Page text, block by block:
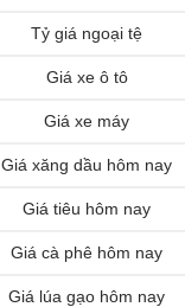
Tỷ giá ngoại tệ
Giá xe ô tô
Giá xe máy
Giá xăng dầu hôm nay
Giá tiêu hôm nay
Giá cà phê hôm nay
Giá lúa gạo hôm nay